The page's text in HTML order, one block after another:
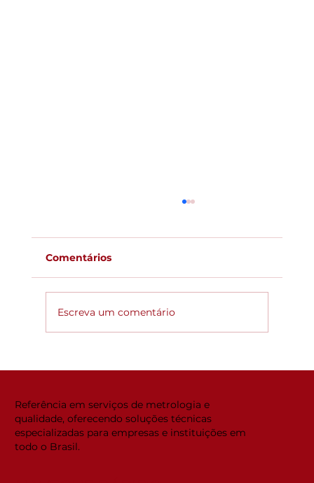
Comentários
Escreva um comentário
Referência em serviços de metrologia e
qualidade, oferecendo soluções técnicas
especializadas para empresas e instituições em
todo o Brasil.